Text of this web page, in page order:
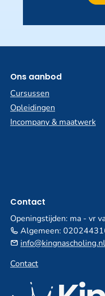
Ons aanbod
Cursussen
Opleidingen
Incompany & maatwerk
Contact
Openingstijden: ma - vr
Algemeen:
info@kingnascholing.nl
Contact